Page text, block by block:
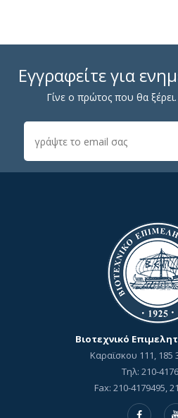
Εγγραφείτε για
Γίνε ο πρώτος που θα
Βιοτεχνικό
Καραϊσκου 111, 185
Τηλ: 210-
Fax: 210-4179495,